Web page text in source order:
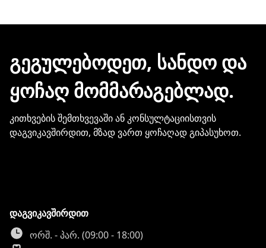
ᲒᲔᲒᲣᲚᲔᲑᲝᲓᲔᲗ, ᲡᲐᲜᲓᲝ ᲓᲐ
ᲧᲝᲩᲐᲦ ᲛᲝᲛᲛᲐᲠᲐᲒᲔᲑᲚᲐᲓ.
კითხვების შემთხვევაში ან კონსულტაციისთვის
დაგვიკავშირდით, მზად ვართ ყოჩაღად გიპასუხოთ.
დაგვიკავშირდით
ორშ. - პარ. (09:00 - 18:00)